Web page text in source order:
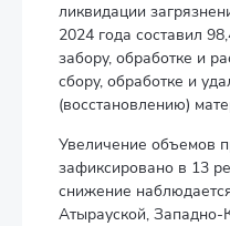
ликвидации
2024 года составил
забору, обработке и
сбору, обработке и
(восстановлению)
Увеличение объемов
зафиксировано в 13
снижение
Атырауской, Западно-